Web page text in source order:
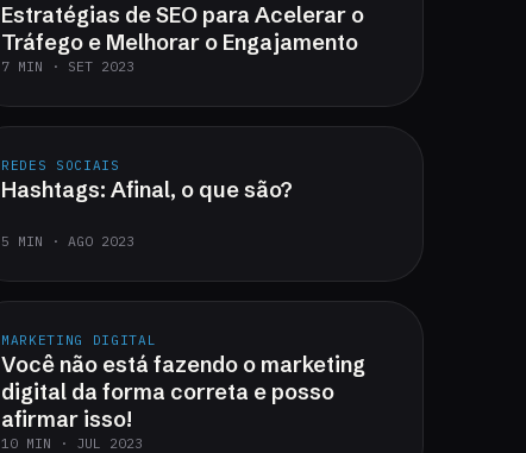
Estratégias de SEO para Acelerar o
Tráfego e Melhorar o Engajamento
7 MIN · SET 2023
REDES SOCIAIS
Hashtags: Afinal, o que são?
5 MIN · AGO 2023
MARKETING DIGITAL
Você não está fazendo o marketing
digital da forma correta e posso
afirmar isso!
10 MIN · JUL 2023